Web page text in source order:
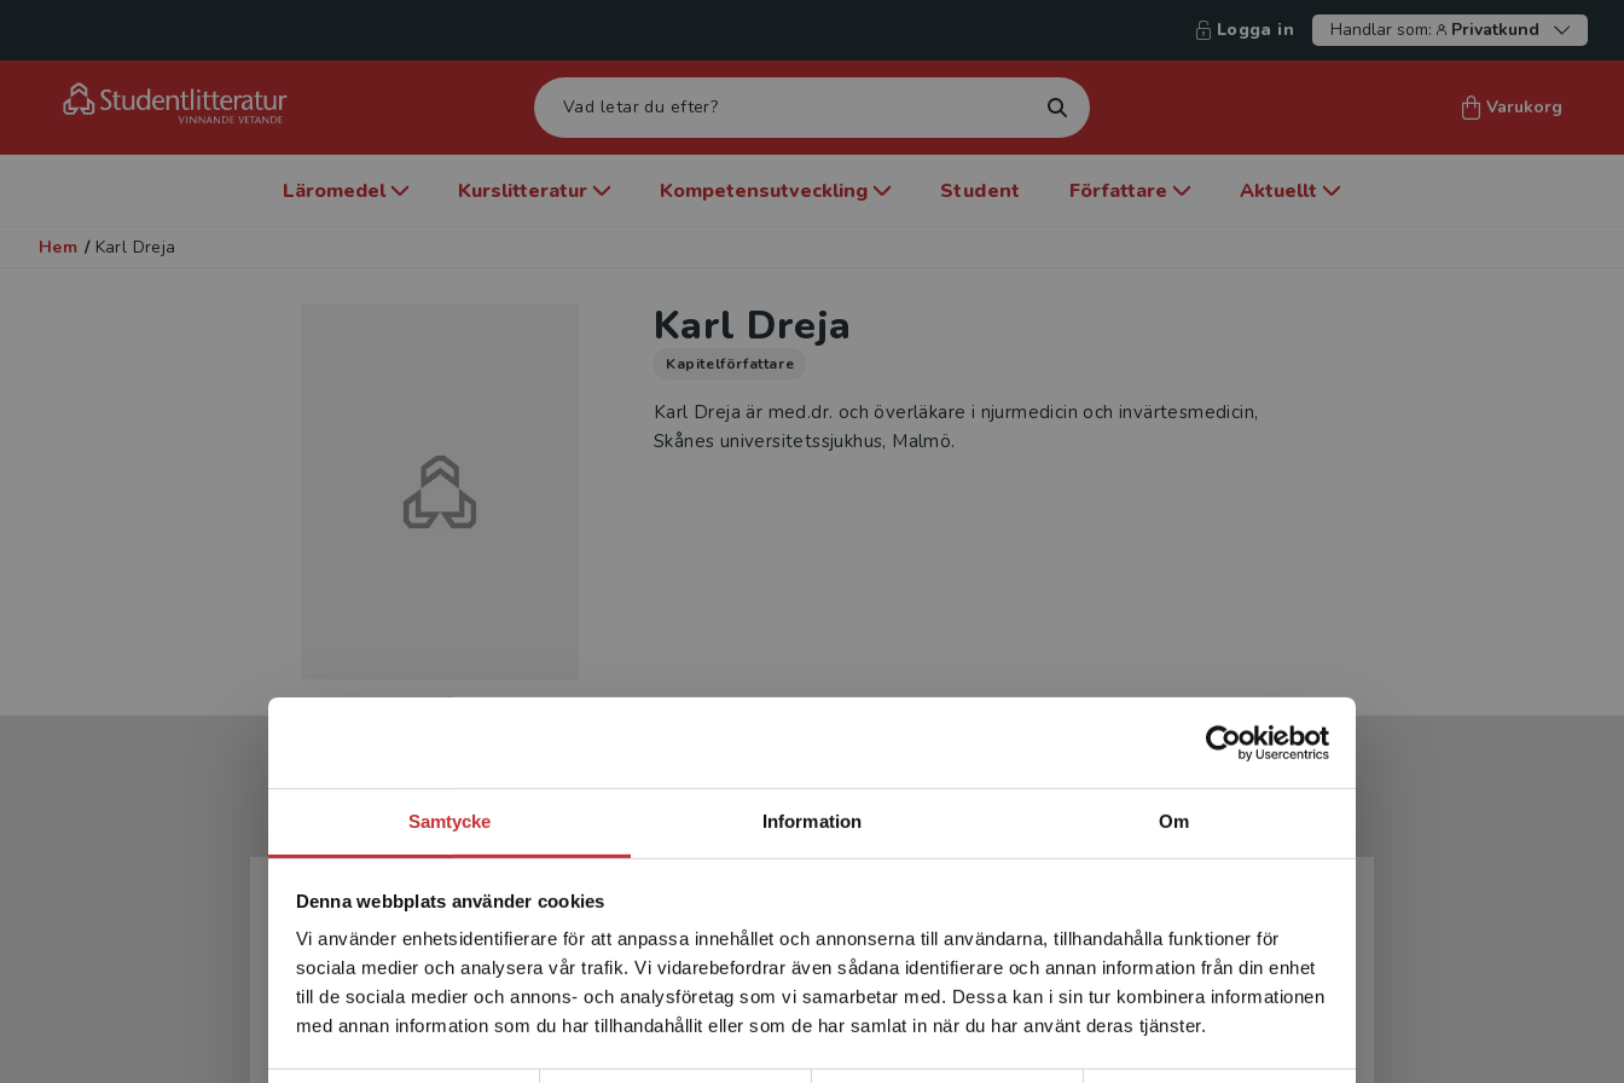
Samtycke Information Om
Denna webbplats använder cookies
Vi använder enhetsidentifierare för att anpassa innehållet och annonserna till användarna, tillhandahålla funktioner för
sociala medier och analysera vår trafik. Vi vidarebefordrar även sådana identifierare och annan information från din enhet
till de sociala medier och annons- och analysföretag som vi samarbetar med. Dessa kan i sin tur kombinera informationen
med annan information som du har tillhandahållit eller som de har samlat in när du har använt deras tjänster.
Begränsad fraktregion
Det verkar som att du besöker studentlitteratur.se via en
enhet utanför Sverige. Vi erbjuder inte leveranser utanför
Sverige. För att kunna slutföra ett köp måste
leveransadressen vara i Sverige.Läs mer
Logga in Handlar som: Privatkund
Varukorg
Läromedel Kurslitteratur Kompetensutveckling Student Författare Aktuellt
Hem / Karl Dreja
Karl Dreja
Kapitelförfattare
Karl Dreja är med.dr. och överläkare i njurmedicin och invärtesmedicin,
Skånes universitetssjukhus, Malmö.
Produkter